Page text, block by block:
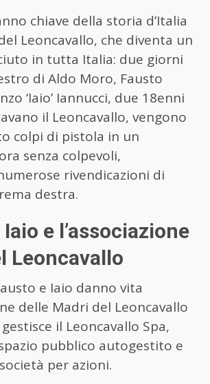
chiave della storia d’Italia
Leoncavallo, che diventa un
in tutta Italia: due giorni
di Aldo Moro, Fausto
‘Iaio’ Iannucci, due 18enni
il Leoncavallo, vengono
colpi di pistola in un
senza colpevoli,
rivendicazioni di
destra.
e l’associazione
Leoncavallo
e Iaio danno vita
delle Madri del Leoncavallo
il Leoncavallo Spa,
pubblico autogestito e
per azioni.